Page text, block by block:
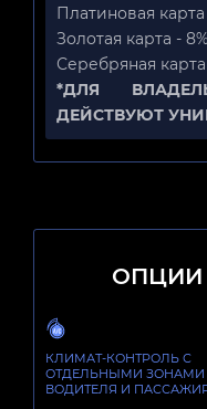
Платиновая карта
Золотая карта - 8%
Серебряная карта
*ДЛЯ
ДЕЙСТВУЮТ
ОПЦИИ
КЛИМАТ-КОНТРОЛЬ С
ОТДЕЛЬНЫМИ ЗОНАМИ
ВОДИТЕЛЯ И